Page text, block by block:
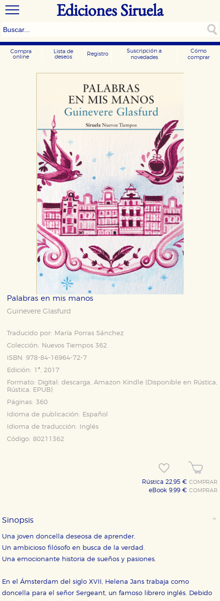
Ediciones Siruela
Compra
online
Lista de
deseos
Registro
Suscripción a
novedades
Cómo
comprar
Palabras en mis manos
Guinevere Glasfurd
Traducido por:
María Porras Sánchez
Colección:
Nuevos Tiempos 362
ISBN: 978-84-16964-72-7
Edición: 1ª, 2017
Formato:
Digital: descarga, Amazon Kindle (Disponible en Rústica,
Rústica, EPUB)
Páginas: 360
Idioma de publicación:
Español
Idioma de traducción:
Inglés
Código: 80211362
Rústica 22,95 €COMPRAR
eBook 9,99 €COMPRAR
Sinopsis
Una joven doncella deseosa de aprender.
Un ambicioso filósofo en busca de la verdad.
Una emocionante historia de sueños y pasiones.
En el Ámsterdam del siglo XVII, Helena Jans trabaja como
doncella para el señor Sergeant, un famoso librero inglés. Debido
CONFIGURACIÓN DE COOKIES
HABILITAR TODO RECHAZAR TODO
Cookies necesarias